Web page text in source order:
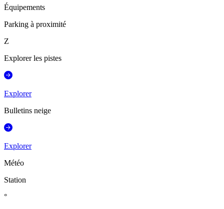
Équipements
Parking à proximité
Z
Explorer les pistes
Explorer
Bulletins neige
Explorer
Météo
Station
°